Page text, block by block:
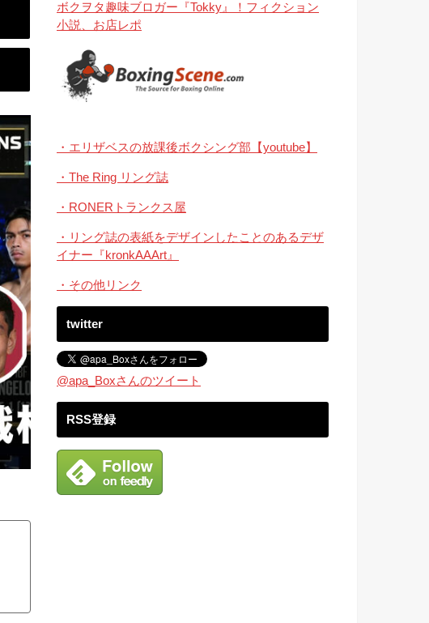
ボクヲタ趣味ブロガー『Tokky』！フィクション
小説、お店レポ
・エリザベスの放課後ボクシング部【youtube】
・The Ring リング誌
・RONERトランクス屋
・リング誌の表紙をデザインしたことのあるデザ
イナー『kronkAAArt』
・その他リンク
twitter
@apa_Boxさんのツイート
RSS登録